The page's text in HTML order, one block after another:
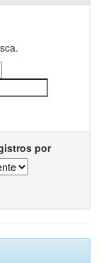
por